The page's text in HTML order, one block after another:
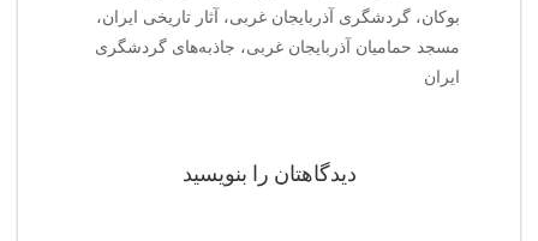
بوکان، گردشگری آذربایجان غربی، آثار تاریخی ایران،
مسجد حمامیان آذربایجان غربی، جاذبه‌های گردشگری
ایران
دیدگاهتان را بنویسید